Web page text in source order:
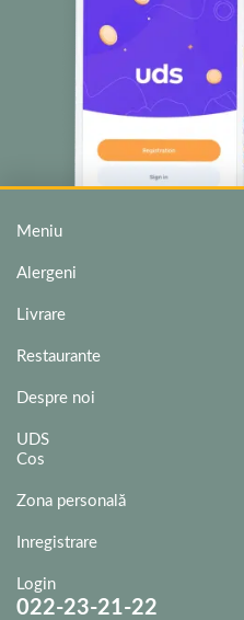
Meniu
Alergeni
Livrare
Restaurante
Despre noi
UDS
Cos
Zona personală
Inregistrare
Login
022-23-21-22